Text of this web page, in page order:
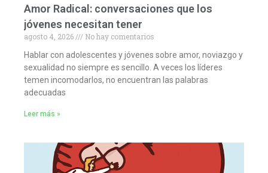
Amor Radical: conversaciones que los
jóvenes necesitan tener
agosto 4, 2026
No hay comentarios
Hablar con adolescentes y jóvenes sobre amor, noviazgo y
sexualidad no siempre es sencillo. A veces los líderes
temen incomodarlos, no encuentran las palabras
adecuadas
Leer más »